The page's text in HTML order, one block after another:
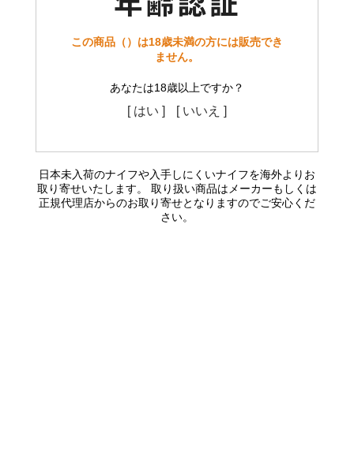
この商品（）は18歳未満の方には販売でき
ません。
あなたは18歳以上ですか？
[ はい ] [ いいえ ]
日本未入荷のナイフや入手しにくいナイフを海外よりお
取り寄せいたします。 取り扱い商品はメーカーもしくは
正規代理店からのお取り寄せとなりますのでご安心くだ
さい。